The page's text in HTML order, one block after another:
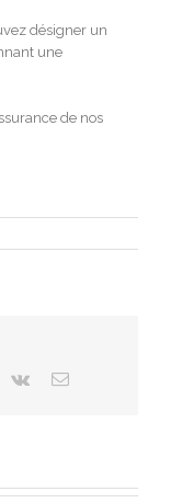
désigner un
une
de nos
Vk Email